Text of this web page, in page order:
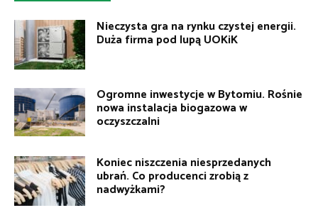
Nieczysta gra na rynku czystej energii.
Duża firma pod lupą UOKiK
Ogromne inwestycje w Bytomiu. Rośnie
nowa instalacja biogazowa w
oczyszczalni
Koniec niszczenia niesprzedanych
ubrań. Co producenci zrobią z
nadwyżkami?